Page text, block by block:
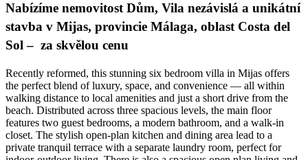
Nabízíme nemovitost Dům, Vila nezávislá a unikátní
stavba v Mijas, provincie Málaga, oblast Costa del
Sol – za skvělou cenu
Recently reformed, this stunning six bedroom villa in Mijas offers
the perfect blend of luxury, space, and convenience — all within
walking distance to local amenities and just a short drive from the
beach. Distributed across three spacious levels, the main floor
features two guest bedrooms, a modern bathroom, and a walk-in
closet. The stylish open-plan kitchen and dining area lead to a
private tranquil terrace with a separate laundry room, perfect for